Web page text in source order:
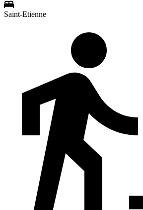
Saint-Etienne